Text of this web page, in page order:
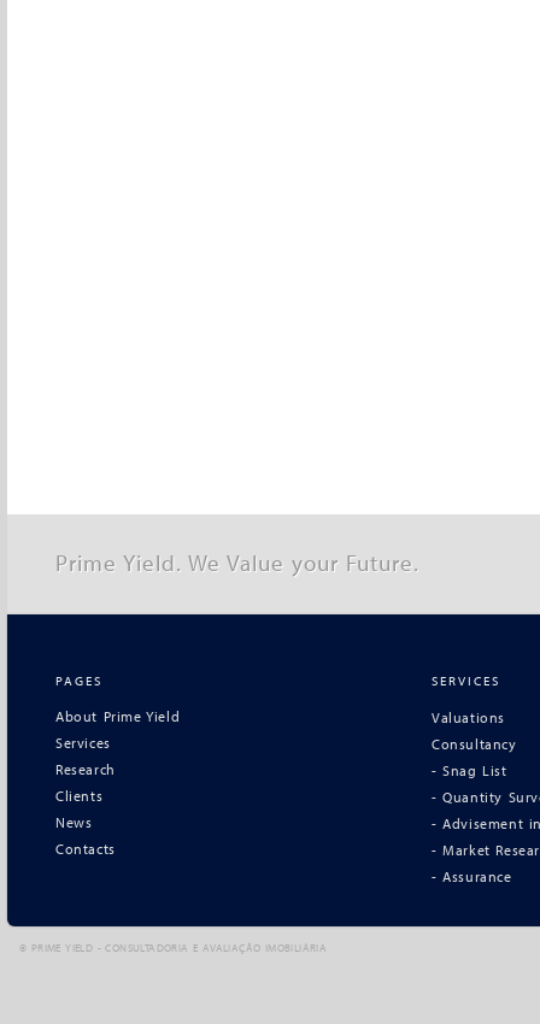
Prime Yield. We Value your Future.
PAGES
About Prime Yield
Services
Research
Clients
News
Contacts
SERVICES
Valuations
Consultancy
- Snag List
- Quantity
- Advisement
- Market
- Assurance
© PRIME YIELD - CONSULTADORIA E AVALIAÇÃO IMOBILIÁRIA